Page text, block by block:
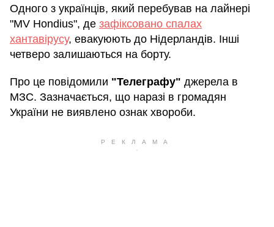
Одного з українців, який перебував на лайнері
"MV Hondius", де зафіксовано спалах
хантавірусу, евакуюють до Нідерландів. Інші
четверо залишаються на борту.
Про це повідомили "Телеграфу" джерела в
МЗС. Зазначається, що наразі в громадян
України не виявлено ознак хвороби.